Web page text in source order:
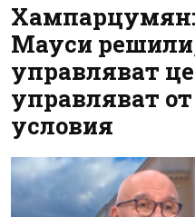
Мауси
управляват
управляват
условия